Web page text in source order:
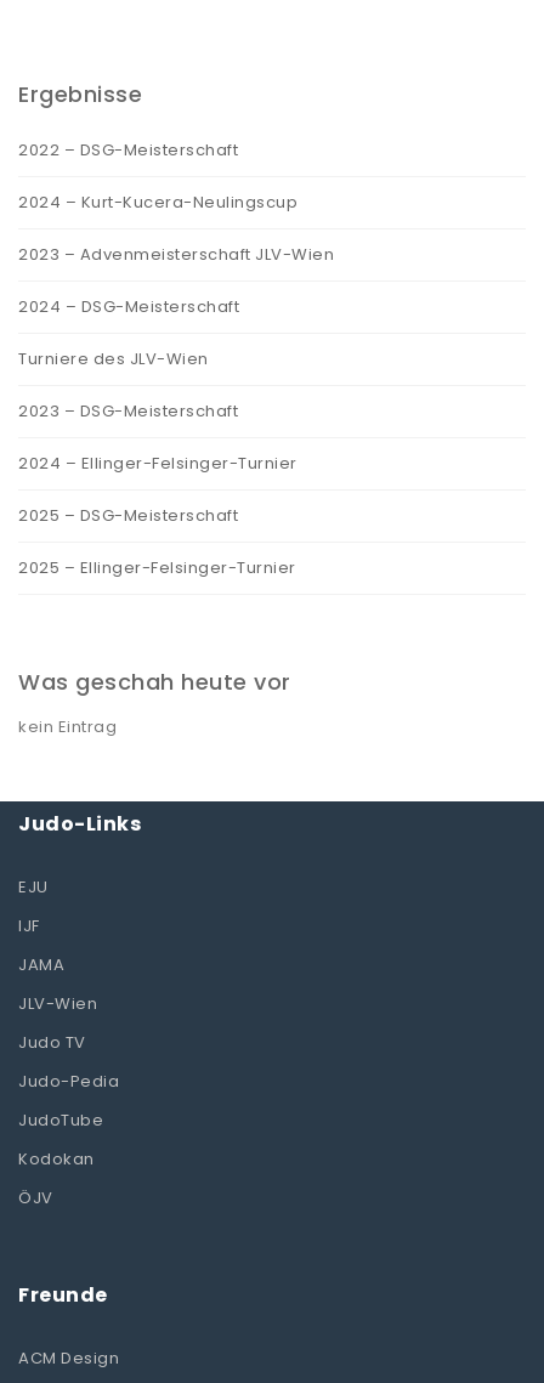
Ergebnisse
2022 – DSG-Meisterschaft
2024 – Kurt-Kucera-Neulingscup
2023 – Advenmeisterschaft JLV-Wien
2024 – DSG-Meisterschaft
Turniere des JLV-Wien
2023 – DSG-Meisterschaft
2024 – Ellinger-Felsinger-Turnier
2025 – DSG-Meisterschaft
2025 – Ellinger-Felsinger-Turnier
Was geschah heute vor
kein Eintrag
Judo-Links
EJU
IJF
JAMA
JLV-Wien
Judo TV
Judo-Pedia
JudoTube
Kodokan
ÖJV
Freunde
ACM Design